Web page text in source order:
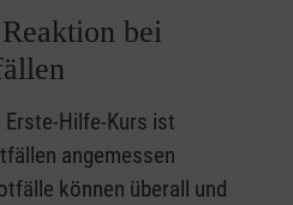
bei
Erste-Hilfe-Kurs ist
angemessen
können überall und